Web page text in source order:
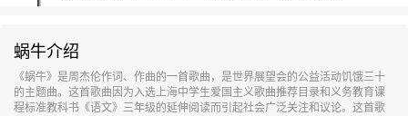
蜗牛介绍
《蜗牛》是周杰伦作词、作曲的一首歌曲，是世界展望会的公益活动饥饿三十
的主题曲。这首歌曲因为入选上海中学生爱国主义歌曲推荐目录和义务教育课
程标准教科书《语文》三年级的延伸阅读而引起社会广泛关注和议论。这首歌